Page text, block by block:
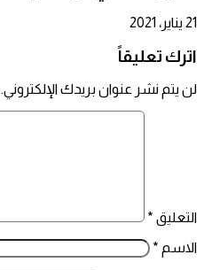
21 يناير، 2021
اترك تعليقاً
لن يتم نشر عنوان بريدك الإلكتروني.
التعليق *
الاسم *